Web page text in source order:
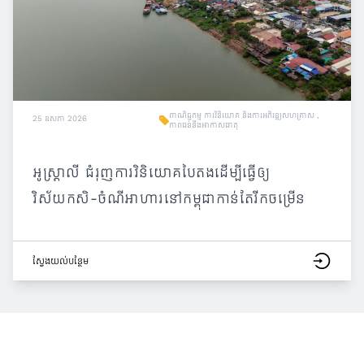
25 ឧសភា 2026 ពាណិជ្ជកម្ម ការវិនិយោគ និងការអភិវឌ្ឍសហគ្រាស ,
ភាពធន់នឹងអាកាសធាតុ
អូស្រ្តាលី ជំរុញការវិនិយោគបៃតងដើម្បីធ្វើឲ្យ
វិស័យកសិ-ចំណីអាហារនៅកម្ពុជាកាន់តែរីកចម្រើន
ស្វែង​យល់​បន្ថែម